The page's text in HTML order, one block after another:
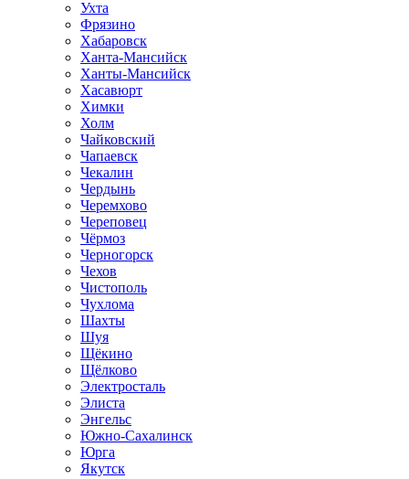
Ухта
Фрязино
Хабаровск
Ханта-Мансийск
Ханты-Мансийск
Хасавюрт
Химки
Холм
Чайковский
Чапаевск
Чекалин
Чердынь
Черемхово
Череповец
Чёрмоз
Черногорск
Чехов
Чистополь
Чухлома
Шахты
Шуя
Щёкино
Щёлково
Электросталь
Элиста
Энгельс
Южно-Сахалинск
Юрга
Якутск